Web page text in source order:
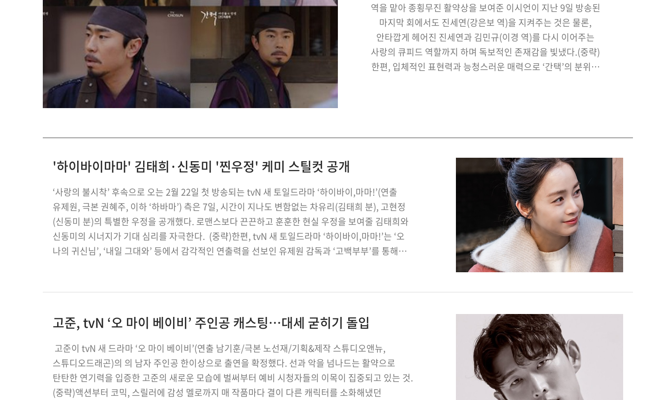
역을 맡아 종횡무진 활약상을 보여준 이시언이 지난 9일 방송된
마지막 회에서도 진세연(강은보 역)을 지켜주는 것은 물론,
안타깝게 헤어진 진세연과 김민규(이경 역)를 다시 이어주는
사랑의 큐피드 역할까지 하며 독보적인 존재감을 빛냈다.(중략)
한편, 입체적인 표현력과 능청스러운 매력으로 ‘간택’의 분위기
'하이바이마마' 김태희·신동미 '찐우정' 케미 스틸컷 공개
‘사랑의 불시착’ 후속으로 오는 2월 22일 첫 방송되는 tvN 새 토일드라마 ‘하이바이,마마!’(연출
유제원, 극본 권혜주, 이하 ‘하바마’) 측은 7일, 시간이 지나도 변함없는 차유리(김태희 분), 고현정
(신동미 분)의 특별한 우정을 공개했다. 로맨스보다 끈끈하고 훈훈한 현실 우정을 보여줄 김태희와
신동미의 시너지가 기대 심리를 자극한다. (중략)한편, tvN 새 토일드라마 ‘하이바이,마마!’는 ‘오
나의 귀신님’, ‘내일 그대와’ 등에서 감각적인 연출력을 선보인 유제원 감독과 ‘고백부부’를 통해
고준, tvN ‘오 마이 베이비’ 주인공 캐스팅…대세 굳히기 돌입
고준이 tvN 새 드라마 ‘오 마이 베이비’(연출 남기훈/극본 노선재/기획&제작 스튜디오앤뉴,
스튜디오드래곤)의 의 남자 주인공 한이상으로 출연을 확정했다. 선과 악을 넘나드는 활약으로
탄탄한 연기력을 입증한 고준의 새로운 모습에 벌써부터 예비 시청자들의 이목이 집중되고 있는 것.
(중략)액션부터 코믹, 스릴러에 감성 멜로까지 매 작품마다 결이 다른 캐릭터를 소화해냈던